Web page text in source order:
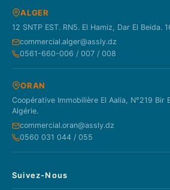
ALGER
12 SNTP EST. RN5. El Hamiz, Dar El Beida.
commercial.alger@assly.dz
0561-660-006 / 007 / 008
ORAN
Coopérative Immobilière El Aalia, N°219 Bir
Algérie.
commercial.oran@assly.dz
0560 031 044 / 055
Suivez-Nous